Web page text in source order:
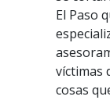
El Paso
víctimas
cosas